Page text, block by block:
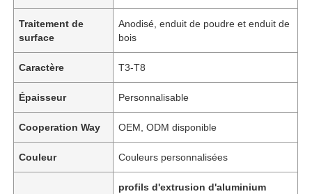
Traitement de
surface
Anodisé, enduit de poudre et enduit de
bois
Caractère T3-T8
Épaisseur Personnalisable
Cooperation Way OEM, ODM disponible
Couleur Couleurs personnalisées
profils d'extrusion d'aluminium